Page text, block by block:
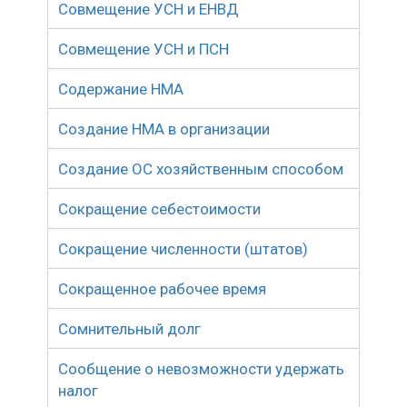
Совмещение УСН и ЕНВД
Совмещение УСН и ПСН
Содержание НМА
Создание НМА в организации
Создание ОС хозяйственным способом
Сокращение себестоимости
Сокращение численности (штатов)
Сокращенное рабочее время
Сомнительный долг
Сообщение о невозможности удержать
налог